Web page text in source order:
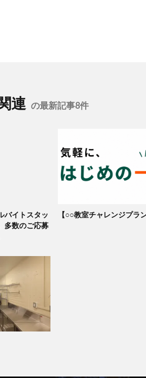
連 の最新記事8件
バイトスタッ
多数のご応募
【○○教室チャレンジプラン